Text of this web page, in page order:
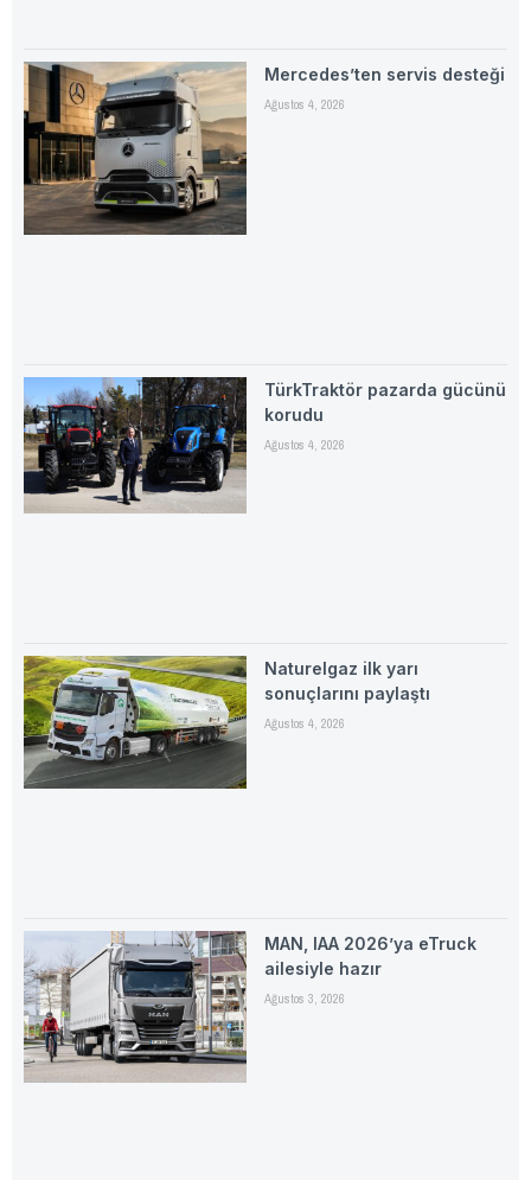
Mercedes’ten servis desteği
Ağustos 4, 2026
TürkTraktör pazarda gücünü
korudu
Ağustos 4, 2026
Naturelgaz ilk yarı
sonuçlarını paylaştı
Ağustos 4, 2026
MAN, IAA 2026’ya eTruck
ailesiyle hazır
Ağustos 3, 2026